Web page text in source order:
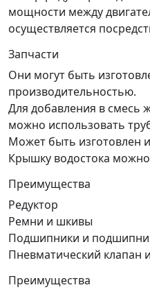
мощности между
осуществляется
Запчасти
Они могут быть
производительностью.
Для добавления в смесь
можно использовать
Может быть изготовлен
Крышку водостока
Преимущества
Редуктор
Ремни и шкивы
Подшипники и
Пневматический клапан
Преимущества